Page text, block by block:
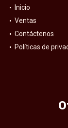
Inicio
Ventas
Contáctenos
Políticas de